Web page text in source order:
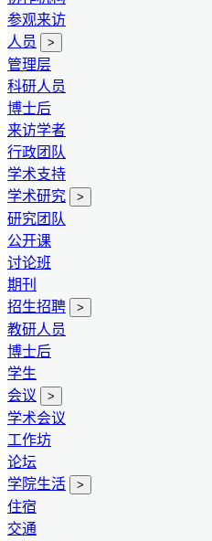
参观来访
人员
>
管理层
科研人员
博士后
来访学者
行政团队
学术支持
学术研究
>
研究团队
公开课
讨论班
期刊
招生招聘
>
教研人员
博士后
学生
会议
>
学术会议
工作坊
论坛
学院生活
>
住宿
交通